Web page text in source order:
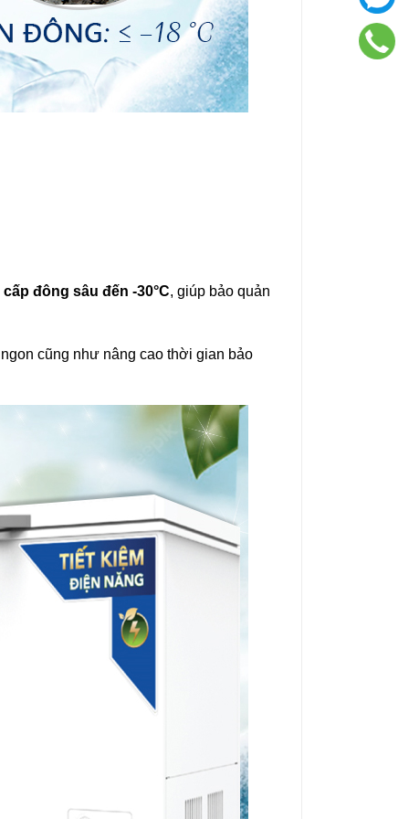
cấp đông sâu đến -30°C, giúp bảo quản
cũng như nâng cao thời gian bảo